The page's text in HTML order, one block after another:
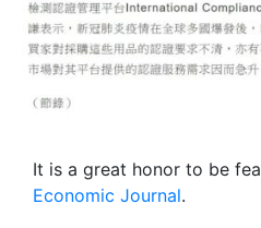
It is a great honor to be
Economic Journal.